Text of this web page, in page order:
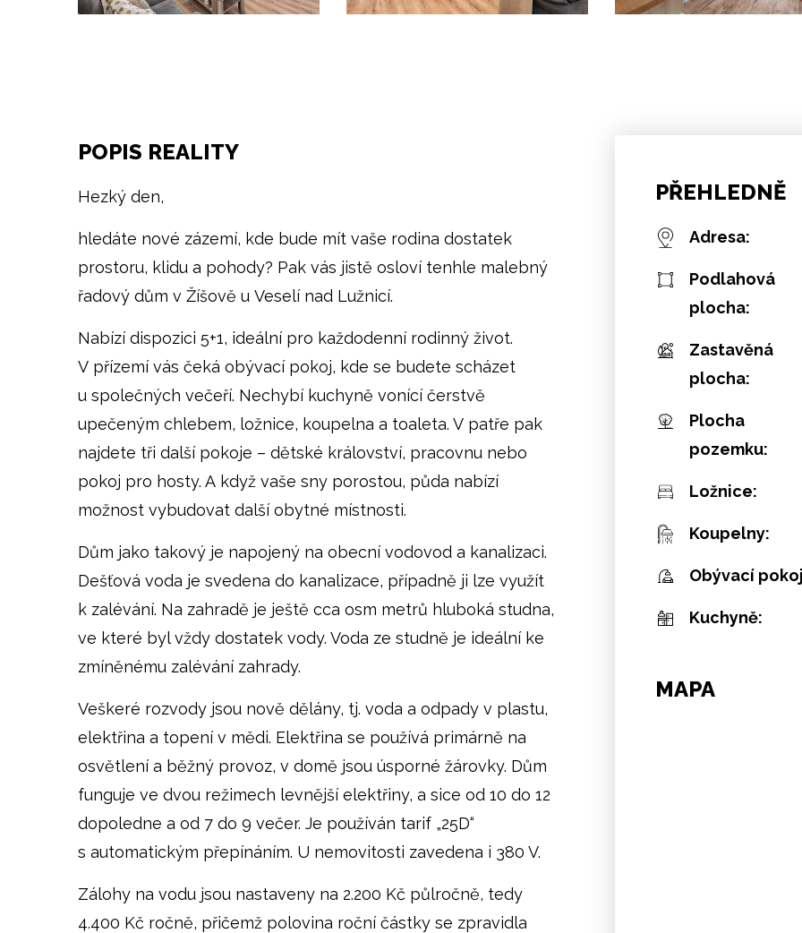
POPIS REALITY
Hezký den,
hledáte nové zázemí, kde bude mít vaše rodina dostatek
prostoru, klidu a pohody? Pak vás jistě osloví tenhle malebný
řadový dům v Žíšově u Veselí nad Lužnicí.
Nabízí dispozici 5+1, ideální pro každodenní rodinný život.
V přízemí vás čeká obývací pokoj, kde se budete scházet
u společných večeří. Nechybí kuchyně vonící čerstvě
upečeným chlebem, ložnice, koupelna a toaleta. V patře pak
najdete tři další pokoje – dětské království, pracovnu nebo
pokoj pro hosty. A když vaše sny porostou, půda nabízí
možnost vybudovat další obytné místnosti.
Dům jako takový je napojený na obecní vodovod a kanalizaci.
Dešťová voda je svedena do kanalizace, případně ji lze využít
k zalévání. Na zahradě je ještě cca osm metrů hluboká studna,
ve které byl vždy dostatek vody. Voda ze studně je ideální ke
zmíněnému zalévání zahrady.
Veškeré rozvody jsou nově dělány, tj. voda a odpady v plastu,
elektřina a topení v mědi. Elektřina se používá primárně na
osvětlení a běžný provoz, v domě jsou úsporné žárovky. Dům
funguje ve dvou režimech levnější elektřiny, a sice od 10 do 12
dopoledne a od 7 do 9 večer. Je používán tarif „25D“
s automatickým přepínáním. U nemovitosti zavedena i 380 V.
Zálohy na vodu jsou nastaveny na 2.200 Kč půlročně, tedy
4.400 Kč ročně, přičemž polovina roční částky se zpravidla
PŘEHLEDNĚ
Adresa:
Podlahová
plocha:
Zastavěná
plocha:
Plocha
pozemku:
Ložnice:
Koupelny:
Obývací
Kuchyně:
MAPA